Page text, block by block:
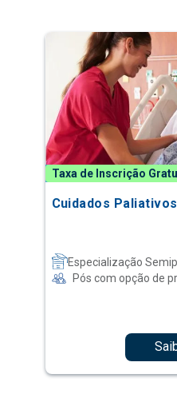
Taxa de Inscrição
Cuidados Paliativos
Especialização
Pós com opção de